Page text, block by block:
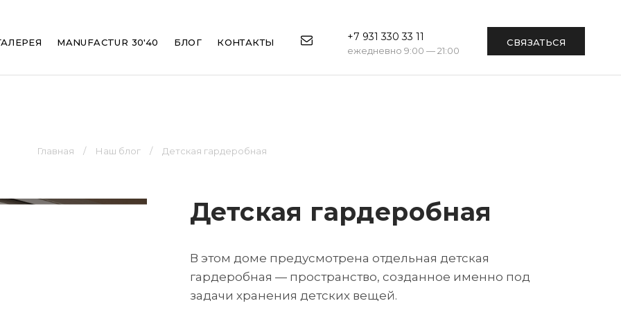
MANUFACTUR 30'40 БЛОГ КОНТАКТЫ +7 931 330 33 11
ежедневно 9:00 — 21:00
СВЯЗАТЬСЯ
Главная Наш блог Детская гардеробная
Детская гардеробная
В этом доме предусмотрена отдельная детская
гардеробная — пространство, созданное именно под
задачи хранения детских вещей.